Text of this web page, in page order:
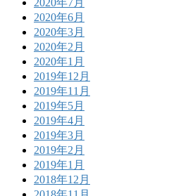
2020年6月
2020年3月
2020年2月
2020年1月
2019年12月
2019年11月
2019年5月
2019年4月
2019年3月
2019年2月
2019年1月
2018年12月